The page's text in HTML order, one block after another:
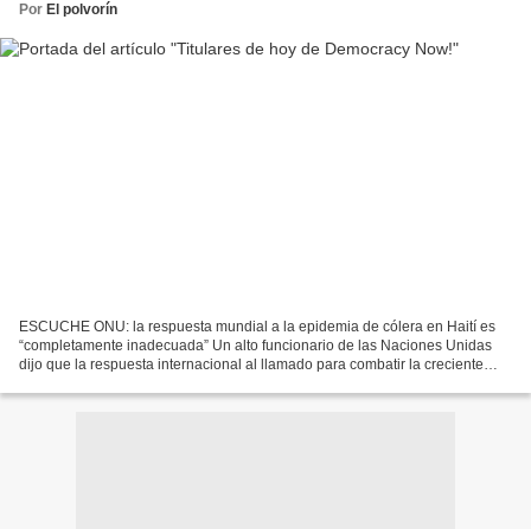
Por El polvorín
ESCUCHE ONU: la respuesta mundial a la epidemia de cólera en Haití es
“completamente inadecuada” Un alto funcionario de las Naciones Unidas
dijo que la respuesta internacional al llamado para combatir la creciente